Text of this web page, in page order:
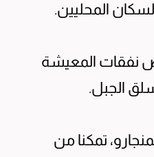
المحليين.
نفقات المعيشة
الجبل.
تمكنا من